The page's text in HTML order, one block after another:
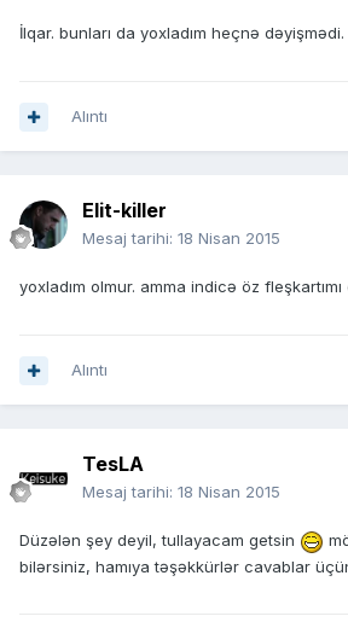
İlqar. bunları da yoxladım heçnə dəyişmədi.
Alıntı
Elit-killer
Mesaj tarihi: 18 Nisan 2015
yoxladım olmur. amma indicə öz fleşkartımı
Alıntı
TesLA
Mesaj tarihi: 18 Nisan 2015
Düzələn şey deyil, tullayacam getsin
bilərsiniz, hamıya təşəkkürlər cavablar